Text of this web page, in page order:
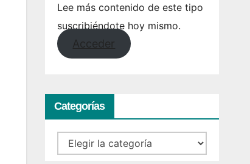
Lee más contenido de este tipo
suscribiéndote hoy mismo.
Acceder
Categorías
Categorías